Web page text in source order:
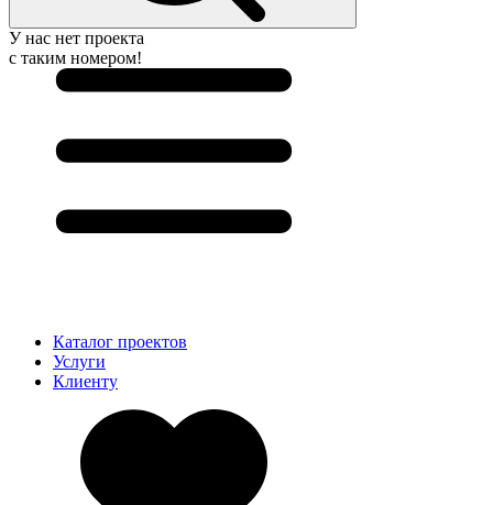
У нас нет проекта
с таким номером!
Каталог проектов
Услуги
Клиенту